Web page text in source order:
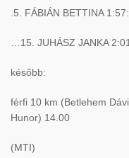
.5. FÁBIÁN BETTINA
…15. JUHÁSZ JANKA
később:
férfi 10 km (Betlehem
Hunor) 14.00
(MTI)